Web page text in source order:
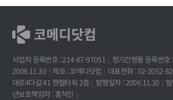
사업자 등록번호 : 214-87-97051 정기간행물 등록번
2006.11.30
제호 : 코메디닷컴 대표전화 : 02-2052-
대로4다길 41 헨켈타워 2층
발행일자 : 2006.11.30
년보호책임자 : 홍석민